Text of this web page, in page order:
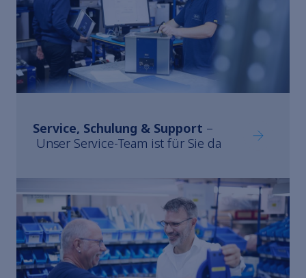
Service, Schulung & Support –
Unser Service-Team ist für Sie da
Service,